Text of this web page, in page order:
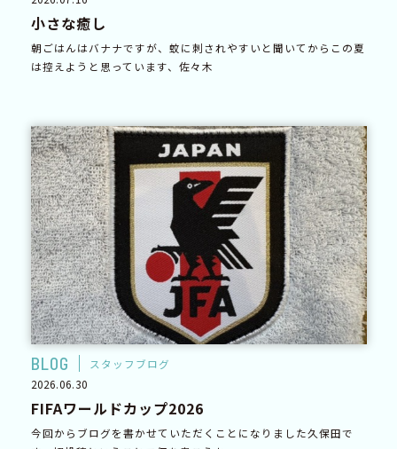
小さな癒し
朝ごはんはバナナですが、蚊に刺されやすいと聞いてからこの夏
は控えようと思っています、佐々木
BLOG
スタッフブログ
2026.06.30
FIFAワールドカップ2026
今回からブログを書かせていただくことになりました久保田で